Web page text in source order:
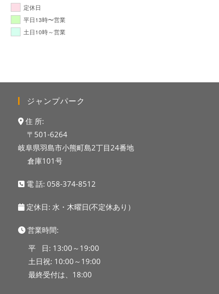
定休日
平日13時〜営業
土日10時～営業
ジャンプパーク
住 所:
〒501-6264
岐阜県羽島市小熊町島2丁目24番地
倉庫101号
電 話:058-374-8512
定休日: 水・木曜日(不定休あり）
営業時間:
平 日: 13:00～19:00
土日祝: 10:00～19:00
最終受付は、18:00